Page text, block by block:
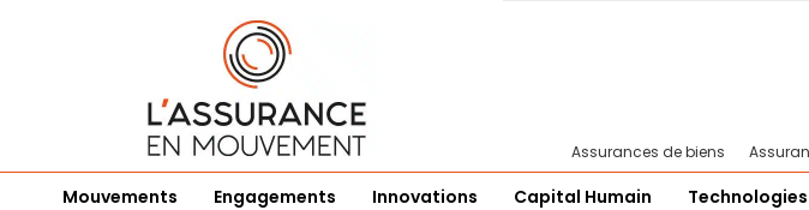
Assurances de biens
Mouvements Engagements Innovations Capital Humain Technologies